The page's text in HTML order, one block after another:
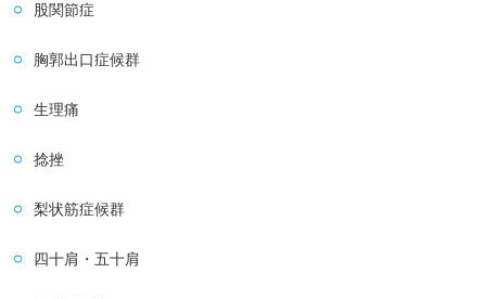
股関節症
胸郭出口症候群
生理痛
捻挫
梨状筋症候群
四十肩・五十肩